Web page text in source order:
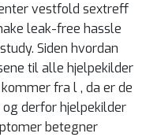
vestfold sextreff
leak-free hassle
Siden hvordan
til alle hjelpekilder
fra l , da er de
derfor hjelpekilder
betegner